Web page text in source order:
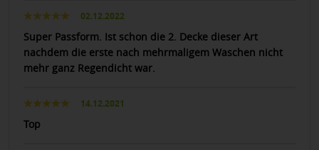
02.12.2022
Super Passform. Ist schon die 2. Decke dieser Art
nachdem die erste nach mehrmaligem Waschen nicht
mehr ganz Regendicht war.
14.12.2021
Top